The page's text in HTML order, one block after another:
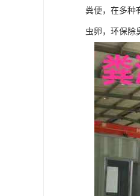
粪便，在多种
虫卵，环保除